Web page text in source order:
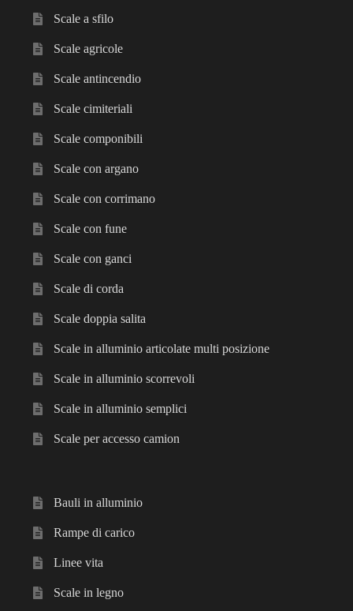
Scale a sfilo
Scale agricole
Scale antincendio
Scale cimiteriali
Scale componibili
Scale con argano
Scale con corrimano
Scale con fune
Scale con ganci
Scale di corda
Scale doppia salita
Scale in alluminio articolate multi posizione
Scale in alluminio scorrevoli
Scale in alluminio semplici
Scale per accesso camion
Bauli in alluminio
Rampe di carico
Linee vita
Scale in legno